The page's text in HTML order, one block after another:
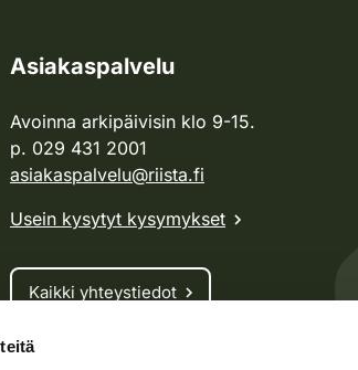
Asiakaspalvelu
Avoinna arkipäivisin klo 9-15.
p. 029 431 2001
asiakaspalvelu@riista.fi
Usein kysytyt kysymykset
Kaikki yhteystiedot
Metsästyskortti-asiat